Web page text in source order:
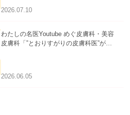
2026.07.10
わたしの名医Youtube めぐ皮膚科・美容
皮膚科「”とおりすがりの皮膚科医”がス
公開いたしました。
2026.06.05